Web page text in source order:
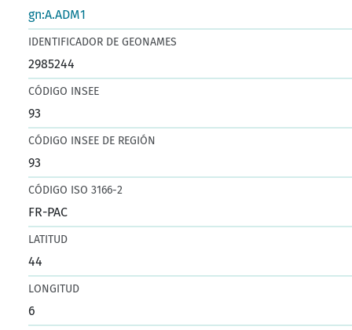
gn:A.ADM1
IDENTIFICADOR DE GEONAMES
2985244
CÓDIGO INSEE
93
CÓDIGO INSEE DE REGIÓN
93
CÓDIGO ISO 3166-2
FR-PAC
LATITUD
44
LONGITUD
6